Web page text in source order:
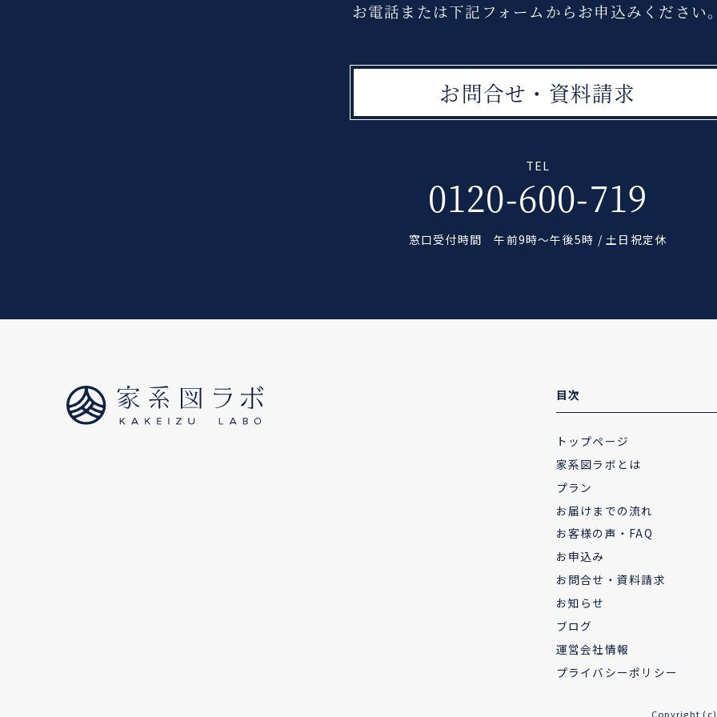
お電話または下記フォームからお申込みください
お問合せ・資料請求
TEL
0120-600-719
窓口受付時間 午前9時〜午後5時 / 土日祝定休
目次
トップページ
家系図ラボとは
プラン
お届けまでの流れ
お客様の声・FAQ
お申込み
お問合せ・資料請求
お知らせ
ブログ
運営会社情報
プライバシーポリシー
Copyright (c)